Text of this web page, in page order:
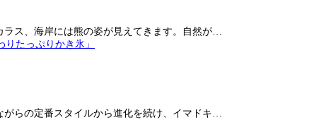
ス、海岸には熊の姿が見えてきます。自然が…
らの定番スタイルから進化を続け、イマドキ…